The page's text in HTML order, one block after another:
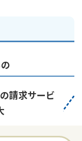
請求サービ